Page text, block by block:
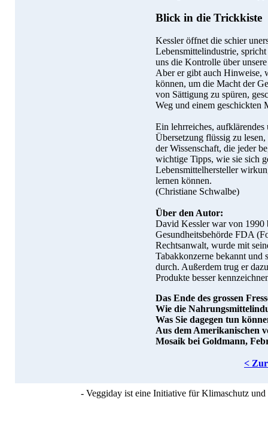
Blick in die Trickkiste
Kessler öffnet die schier
Lebensmittelindustrie,
uns die Kontrolle über
Aber er gibt auch Hinweise,
können, um die Macht der
von Sättigung zu spüren,
Weg und einem geschickten
Ein lehrreiches,
Übersetzung flüssig zu
der Wissenschaft, die jeder
wichtige Tipps, wie sie sich
Lebensmittelhersteller
lernen können.
(Christiane Schwalbe)
Über den Autor:
David Kessler war von 1990
Gesundheitsbehörde FDA
Rechtsanwalt, wurde mit
Tabakkonzerne bekannt und
durch. Außerdem trug er
Produkte besser
Das Ende des grossen
Wie die
Was Sie dagegen tun
Aus dem Amerikanischen
Mosaik bei Goldmann,
<
- Veggiday ist eine Initiative für Klimaschutz